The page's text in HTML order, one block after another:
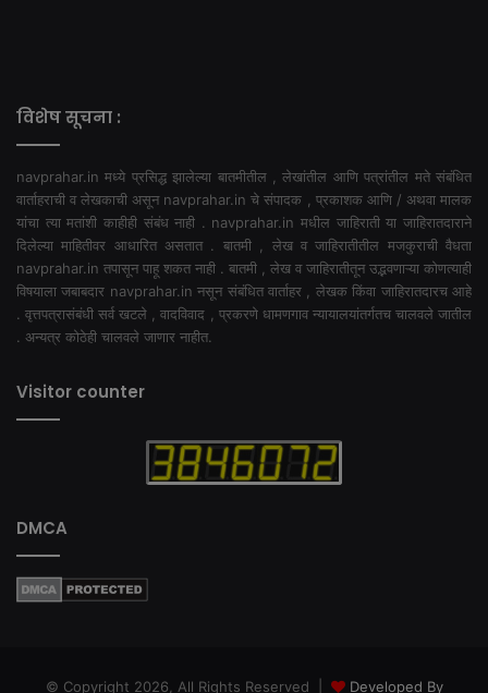
विशेष सूचना :
navprahar.in मध्ये प्रसिद्ध झालेल्या बातमीतील , लेखांतील आणि पत्रांतील मते संबंधित
वार्ताहराची व लेखकाची असून navprahar.in चे संपादक , प्रकाशक आणि / अथवा मालक
यांचा त्या मतांशी काहीही संबंध नाही . navprahar.in मधील जाहिराती या जाहिरातदाराने
दिलेल्या माहितीवर आधारित असतात . बातमी , लेख व जाहिरातीतील मजकुराची वैधता
navprahar.in तपासून पाहू शकत नाही . बातमी , लेख व जाहिरातीतून उद्भवणाऱ्या कोणत्याही
विषयाला जबाबदार navprahar.in नसून संबंधित वार्ताहर , लेखक किंवा जाहिरातदारच आहे
. वृत्तपत्रासंबंधी सर्व खटले , वादविवाद , प्रकरणे धामणगाव न्यायालयांतर्गतच चालवले जातील
. अन्यत्र कोठेही चालवले जाणार नाहीत.
Visitor counter
DMCA
© Copyright 2026, All Rights Reserved | Developed By